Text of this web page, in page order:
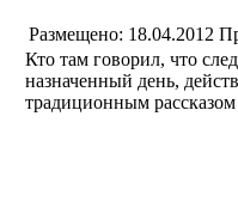
Размещено: 18.04.2012
Кто там говорил, что
назначенный день,
традиционным рассказом